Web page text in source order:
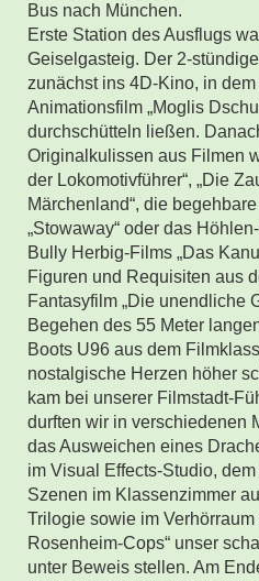
Bus nach München.
Erste Station des Ausflugs
Geiselgasteig. Der 2-
zunächst ins 4D-Kino, in
Animationsfilm „Moglis
durchschütteln ließen.
Originalkulissen aus Filmen
der Lokomotivführer“, „Die
Märchenland“, die
„Stowaway“ oder das
Bully Herbig-Films „Das
Figuren und Requisiten aus
Fantasyfilm „Die unendliche
Begehen des 55 Meter
Boots U96 aus dem
nostalgische Herzen höher
kam bei unserer Filmstadt-
durften wir in verschiedenen
das Ausweichen eines
im Visual Effects-Studio,
Szenen im Klassenzimmer
Trilogie sowie im Verhörraum
Rosenheim-Cops“ unser
unter Beweis stellen. Am